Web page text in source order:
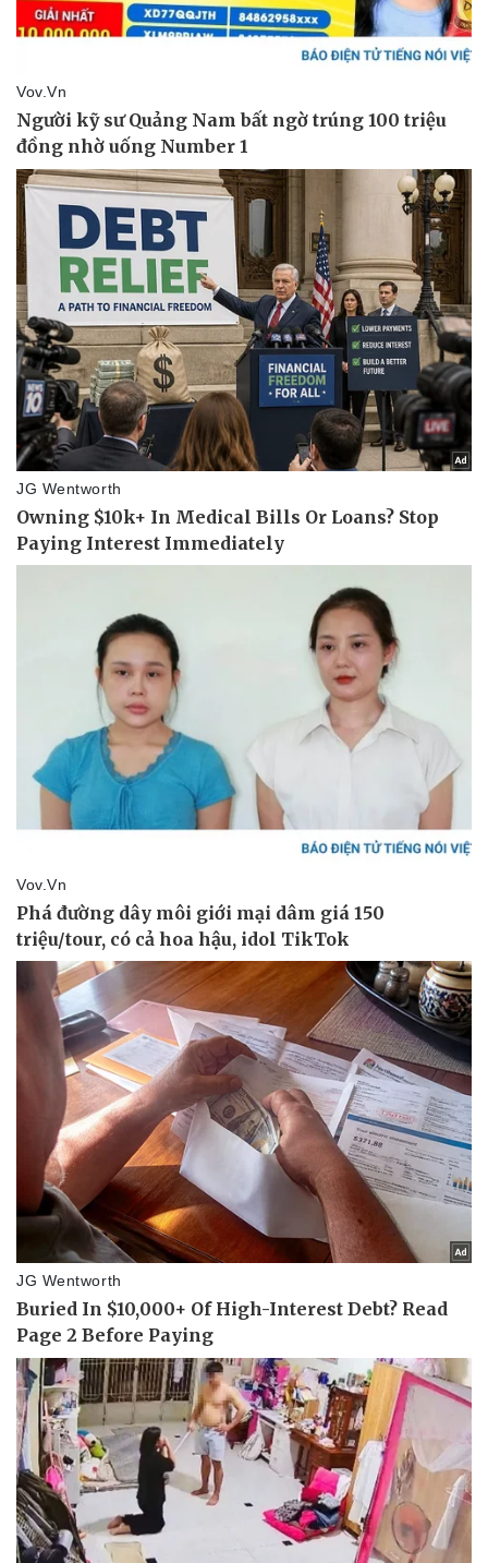
Thể thao
Bóng đá
Lịch thi đấu bóng đá
Thế giới thể thao
eSports
Hậu trường
Ô tô - Xe máy
Xe máy
Tư vấn